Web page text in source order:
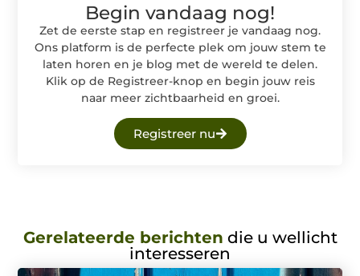
Begin vandaag nog!
Zet de eerste stap en registreer je vandaag nog.
Ons platform is de perfecte plek om jouw stem te
laten horen en je blog met de wereld te delen.
Klik op de Registreer-knop en begin jouw reis
naar meer zichtbaarheid en groei.
Registreer nu
Gerelateerde berichten die u wellicht
interesseren